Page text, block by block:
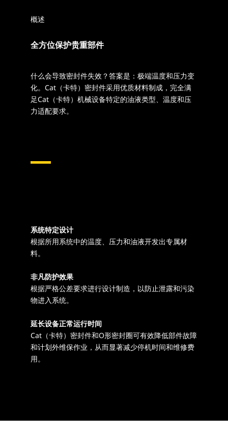
概述
全方位保护贵重部件
什么会导致密封件失效？答案是：极端温度和压力变
化。Cat（卡特）密封件采用优质材料制成，完全满
足Cat（卡特）机械设备特定的油液类型、温度和压
力适配要求。
系统特定设计
根据所用系统中的温度、压力和油液开发出专属材
料。
非凡防护效果
根据严格公差要求进行设计制造，以防止泄露和污染
物进入系统。
延长设备正常运行时间
Cat（卡特）密封件和O形密封圈可有效降低部件故障
和计划外维保作业，从而显著减少停机时间和维修费
用。